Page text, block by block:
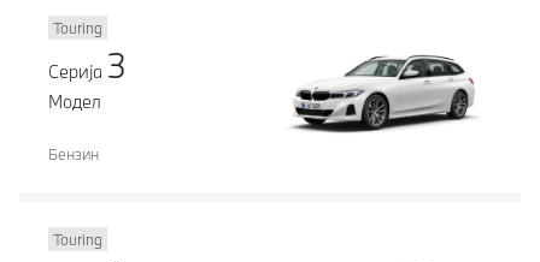
Touring
Серија 3
Модел
Бензин
Touring